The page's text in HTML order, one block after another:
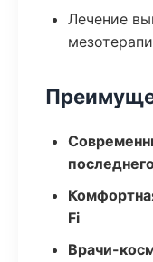
Лечение
Fi
Врачи-